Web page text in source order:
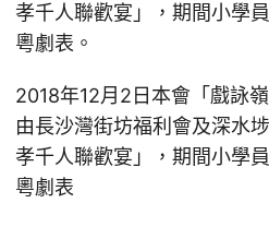
孝千人聯歡宴」，期間小學
粵劇表。
2018年12月2日本會「戲詠
由長沙灣街坊福利會及深水
孝千人聯歡宴」，期間小學
粵劇表